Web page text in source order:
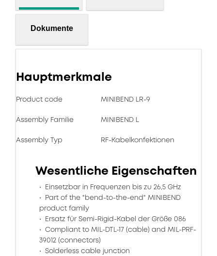
Dokumente
Hauptmerkmale
Product code MINIBEND LR-9
Assembly Familie MINIBEND L
Assembly Typ RF-Kabelkonfektionen
Wesentliche Eigenschaften
Einsetzbar in Frequenzen bis zu 26,5 GHz
Part of the "bend-to-the-end" MINIBEND
product family
Ersatz für Semi-Rigid-Kabel der Größe 086
Compliant to MIL-DTL-17 (cable) and MIL-PRF-
39012 (connectors)
Solderless cable junction